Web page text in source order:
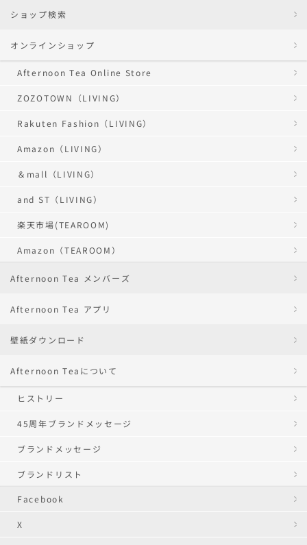
ショップ検索
オンラインショップ
Afternoon Tea Online Store
ZOZOTOWN（LIVING）
Rakuten Fashion（LIVING）
Amazon（LIVING）
＆mall（LIVING）
and ST（LIVING）
楽天市場(TEAROOM)
Amazon（TEAROOM）
Afternoon Tea メンバーズ
Afternoon Tea アプリ
壁紙ダウンロード
Afternoon Teaについて
ヒストリー
45周年ブランドメッセージ
ブランドメッセージ
ブランドリスト
Facebook
X